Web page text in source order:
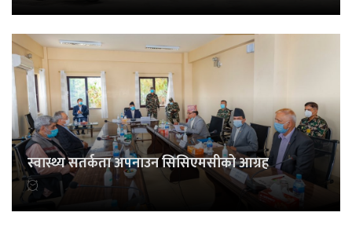
स्वास्थ्य सतर्कता अपनाउन सिसिएमसीको आग्रह